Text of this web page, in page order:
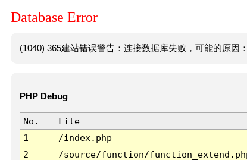
Database Error
(1040) 365建站错误警告：连接数据库失败，可能的原因
PHP Debug
No. File
1
/index.php
2
/source/function/